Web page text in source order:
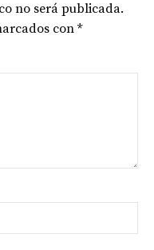
no será publicada.
con *